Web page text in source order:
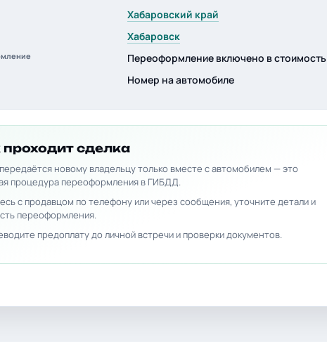
Хабаровский край
Хабаровск
Переоформление включено в стоимость
Номер на автомобиле
проходит сделка
новому владельцу только вместе с автомобилем — это
процедура переоформления в ГИБДД.
с продавцом по телефону или через сообщения, уточните детали и
переоформления.
предоплату до личной встречи и проверки документов.